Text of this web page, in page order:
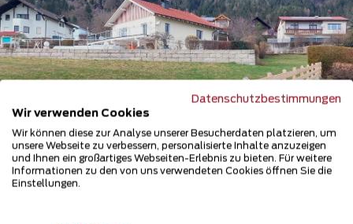
Datenschutzbestimmungen
Wir verwenden Cookies
Wir können diese zur Analyse unserer Besucherdaten platzieren, um
unsere Webseite zu verbessern, personalisierte Inhalte anzuzeigen
und Ihnen ein großartiges Webseiten-Erlebnis zu bieten. Für weitere
Informationen zu den von uns verwendeten Cookies öffnen Sie die
Einstellungen.